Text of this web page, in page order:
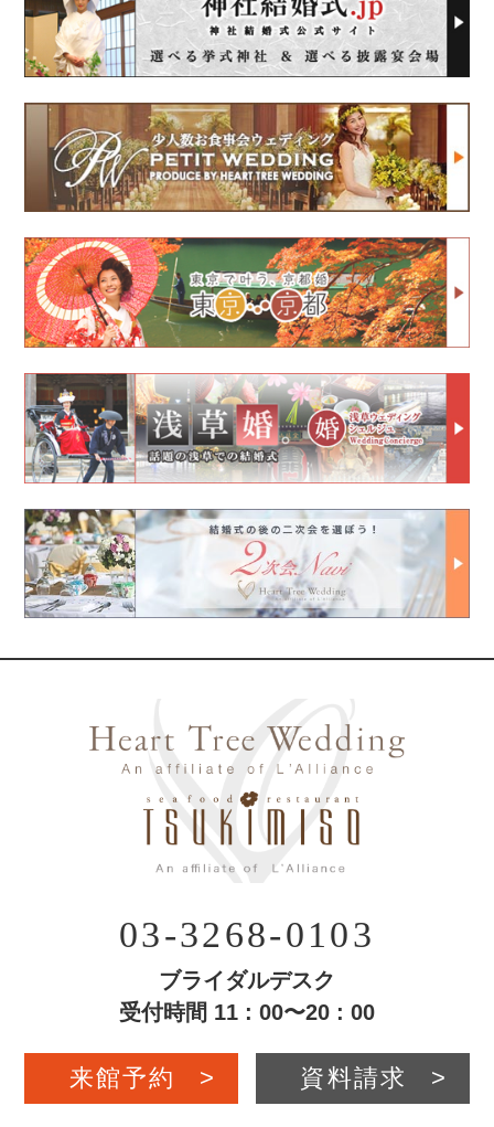
03-3268-0103
ブライダルデスク
受付時間 11 : 00〜20 : 00
来館予約 > 資料請求 >